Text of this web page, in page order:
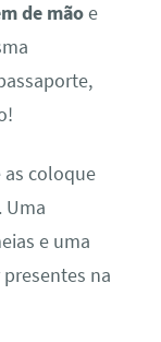
de mãoe
coloque
Uma
e uma
na